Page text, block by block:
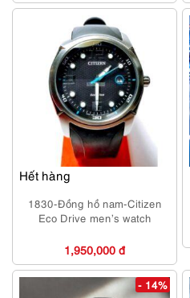
Hết hàng
1830-Đồng hồ nam-Citizen
Eco Drive men’s watch
1,950,000 đ
- 14%